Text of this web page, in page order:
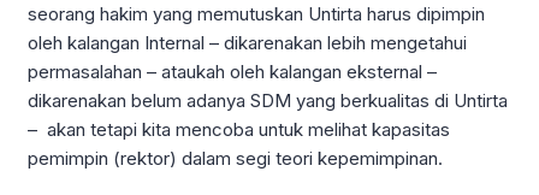
seorang hakim yang memutuskan Untirta harus dipimpin
oleh kalangan Internal – dikarenakan lebih mengetahui
permasalahan – ataukah oleh kalangan eksternal –
dikarenakan belum adanya SDM yang berkualitas di Untirta
– akan tetapi kita mencoba untuk melihat kapasitas
pemimpin (rektor) dalam segi teori kepemimpinan.